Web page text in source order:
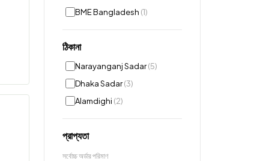
BME Bangladesh (1)
ঠিকানা
Narayanganj Sadar(5)
Dhaka Sadar(3)
Alamdighi (2)
প্রাপ্যতা
সর্বোচ্চ অর্ডার পরিমাণ